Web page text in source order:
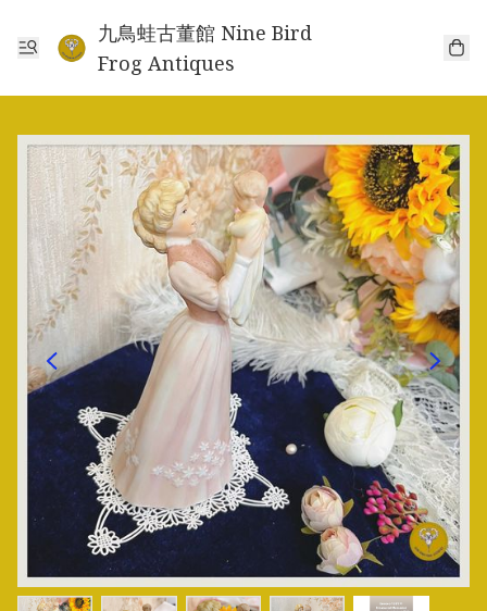
九鳥蛙古董館 Nine Bird
Frog Antiques